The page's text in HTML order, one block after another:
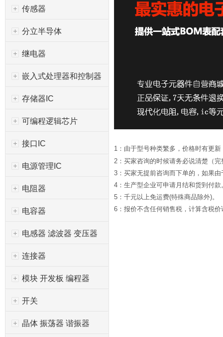
传感器
分立半导体
继电器
嵌入式处理器和控制器
存储器IC
可编程逻辑芯片
接口IC
电源管理IC
电阻器
电容器
电感器 滤波器 变压器
连接器
模块 开发板 编程器
开关
晶体 振荡器 谐振器
1：由于型号种类繁多，价格时有更
2：买家咨询的时候请务必说清楚（
3：买家无提前咨询而下单的，如果
4：生产型企业可申请月结和货到付款
5：千元以上免运费(特殊商品除外)。
6：报价不含任何销售税，计算含税价